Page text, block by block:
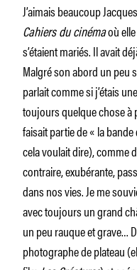
J’aimais beaucoup
Cahiers du cinémaoù
s’étaient mariés. Il avait
Malgré son abord un peu
parlait comme si j’étais
toujours quelque chose à
faisait partie de « la bande
cela voulait dire), comme
contraire, exubérante,
dans nos vies. Je me
avec toujours un grand
un peu rauque et grave…
photographe de plateau